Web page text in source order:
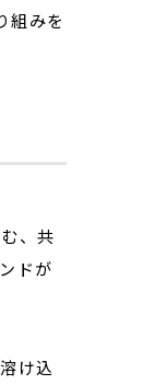
組みを
、共
ドが
け込